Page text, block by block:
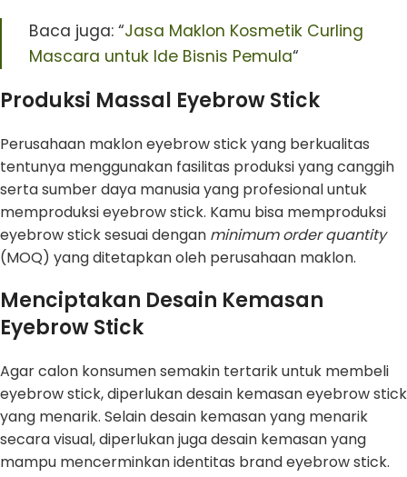
Baca juga: “Jasa Maklon Kosmetik Curling
Mascara untuk Ide Bisnis Pemula“
Produksi Massal Eyebrow Stick
Perusahaan maklon eyebrow stick yang berkualitas
tentunya menggunakan fasilitas produksi yang canggih
serta sumber daya manusia yang profesional untuk
memproduksi eyebrow stick. Kamu bisa memproduksi
eyebrow stick sesuai dengan minimum order quantity
(MOQ) yang ditetapkan oleh perusahaan maklon.
Menciptakan Desain Kemasan
Eyebrow Stick
Agar calon konsumen semakin tertarik untuk membeli
eyebrow stick, diperlukan desain kemasan eyebrow stick
yang menarik. Selain desain kemasan yang menarik
secara visual, diperlukan juga desain kemasan yang
mampu mencerminkan identitas brand eyebrow stick.